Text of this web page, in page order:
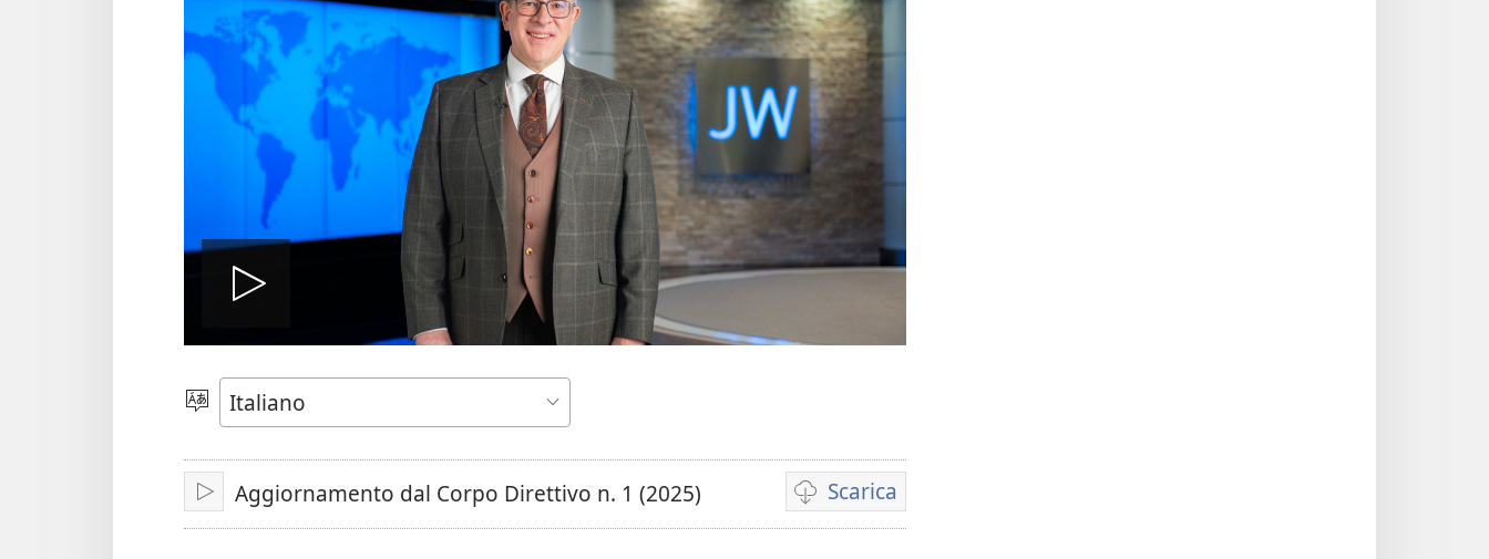
Scegli
lingua
PlayAggiornamento dal Corpo Direttivo n. 1 (2025) Scarica
Opzioni
per